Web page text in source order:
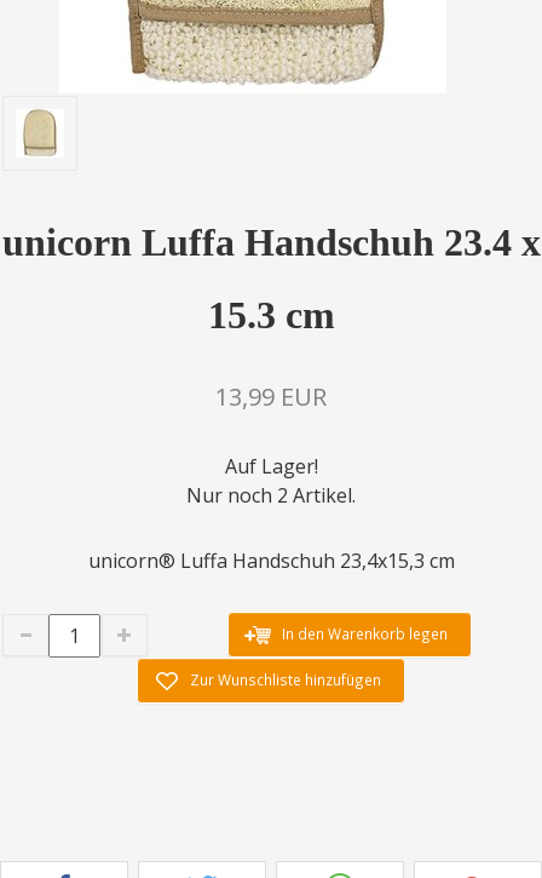
unicorn Luffa Handschuh 23.4 x
15.3 cm
13,99 EUR
Auf Lager!
Nur noch 2 Artikel.
unicorn® Luffa Handschuh 23,4x15,3 cm
In den Warenkorb legen
Zur Wunschliste hinzufügen